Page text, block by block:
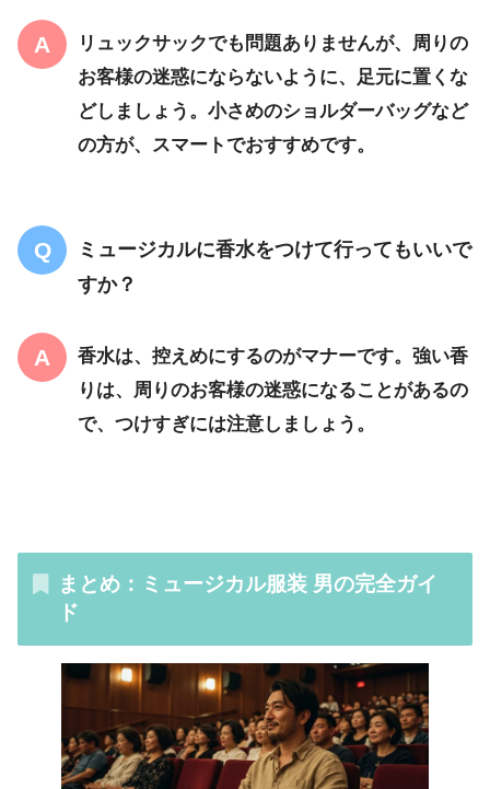
リュックサックでも問題ありませんが、周りの
お客様の迷惑にならないように、足元に置くな
どしましょう。小さめのショルダーバッグなど
の方が、スマートでおすすめです。
ミュージカルに香水をつけて行ってもいいで
すか？
香水は、控えめにするのがマナーです。強い香
りは、周りのお客様の迷惑になることがあるの
で、つけすぎには注意しましょう。
まとめ：ミュージカル服装 男の完全ガイ
ド